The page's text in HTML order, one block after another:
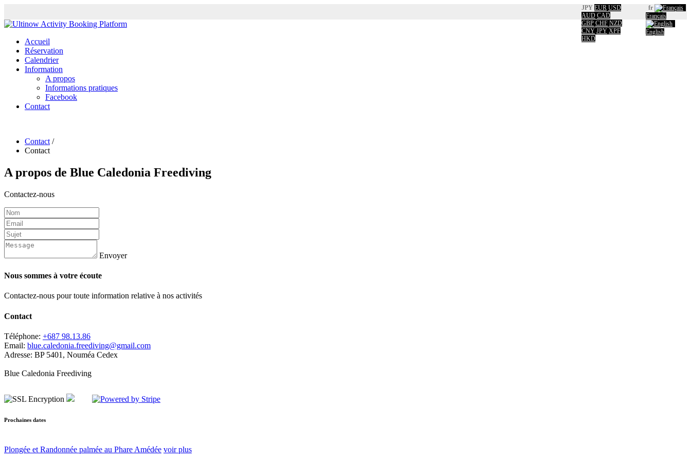
fr
Français
English
JPY EUR USD
AUD CAD
GBP CHF NZD
CNY JPY XPF
HKD
Accueil
Réservation
Calendrier
Information
A propos
Informations pratiques
Facebook
Contact
Contact /
Contact
A propos de Blue Caledonia Freediving
Contactez-nous
Envoyer
Nous sommes à votre écoute
Contactez-nous pour toute information relative à nos activités
Contact
Téléphone: +687 98.13.86
Email: blue.caledonia.freediving@gmail.com
Adresse: BP 5401, Nouméa Cedex
Blue Caledonia Freediving
Prochaines dates
Plongée et Randonnée palmée au Phare Amédée voir plus